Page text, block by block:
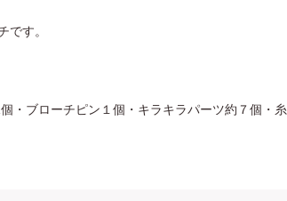
です。
・ブローチピン１個・キラキラパーツ約７個・糸